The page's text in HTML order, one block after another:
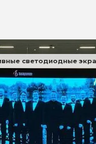
светодиодные